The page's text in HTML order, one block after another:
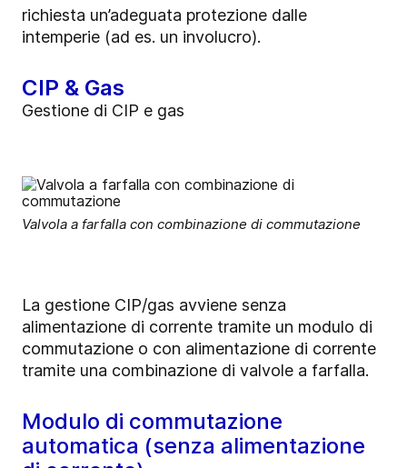
richiesta un’adeguata protezione dalle
intemperie (ad es. un involucro).
CIP & Gas
Gestione di CIP e gas
Valvola a farfalla con combinazione di commutazione
La gestione CIP/gas avviene senza
alimentazione di corrente tramite un modulo di
commutazione o con alimentazione di corrente
tramite una combinazione di valvole a farfalla.
Modulo di commutazione
automatica (senza alimentazione